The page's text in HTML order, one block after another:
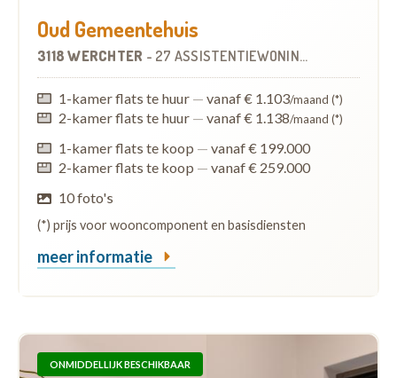
Oud Gemeentehuis
3118 WERCHTER - 27 ASSISTENTIEWONINGEN
1-kamer flats te huur — vanaf € 1.103/maand (*)
2-kamer flats te huur — vanaf € 1.138/maand (*)
1-kamer flats te koop — vanaf € 199.000
2-kamer flats te koop — vanaf € 259.000
10 foto's
(*) prijs voor wooncomponent en basisdiensten
meer informatie
ONMIDDELLIJK BESCHIKBAAR